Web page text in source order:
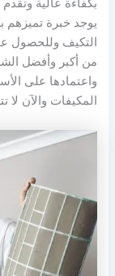
بكفاءة عالية
يوجد خبرة تميزهم
التكيف وللحصول
من أكبر وأفضل
واعتمادها على
المكيفات والآن لا